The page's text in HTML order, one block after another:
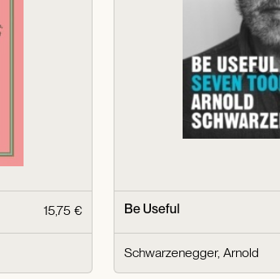
15,75 € Be Useful
Schwarzenegger, Arnold